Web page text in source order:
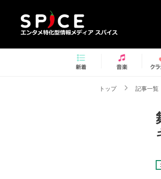
トップ 記事一覧